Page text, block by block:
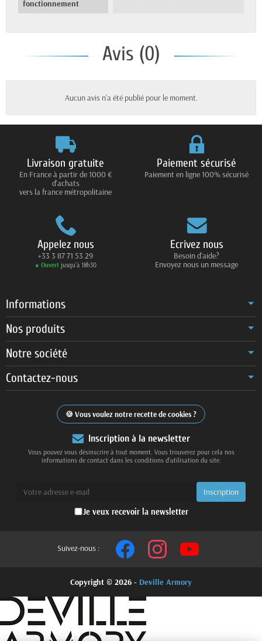
fonctionnement
Avis (0)
Aucun avis n'a été publié pour le moment.
Livraison gratuite
En France à partir de 1000 €
d'achats
vers la france métropolitaine
Paiement sécurisé
Paiement en ligne 100% sécurisé
Appelez nous
+33 3 87 71 53 29
● Ouvertjusqu’à 18h30
Ecrivez nous
Besoin d'aide?
Envoyez nous un message
Informations
Nos produits
Notre société
Contactez-nous
Vous voulez notre recette de cookies ?
Inscription à la newsletter
Vous pouvez vous désinscrire à tout moment. Vous trouverez pour cela nos
informations de contact dans les conditions d'utilisation du site.
Je veux recevoir la newsletter
Suivez-nous :
Copyright © 2026 - Deville Armory